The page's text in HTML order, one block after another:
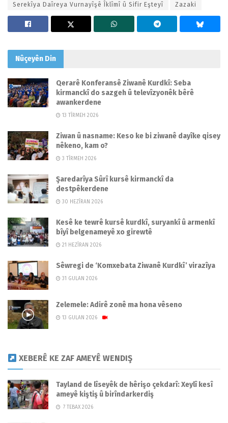
Serekîya Daîreya Vurnayîşê Îklîmî û Sifir Eşteyî Zazaki
Nûçeyên Din
Qerarê Konferansê Ziwanê Kurdkî: Seba
kirmanckî do sazgeh û televîzyonêk bêrê
awankerdene
13 TÎRMEH 2026
Ziwan û nasname: Keso ke bi ziwanê dayîke qisey
nêkeno, kam o?
3 TÎRMEH 2026
Şaredarîya Sûrî kursê kirmanckî da
destpêkerdene
30 HEZÎRAN 2026
Kesê ke tewrê kursê kurdkî, suryankî û armenkî
bîyî belgenameyê xo girewtê
21 HEZÎRAN 2026
Sêwregi de ‘Komxebata Ziwanê Kurdkî’ virazîya
31 GULAN 2026
Zelemele: Adirê zonê ma hona vêseno
13 GULAN 2026
XEBERÊ KE ZAF AMEYÊ WENDIŞ
Tayland de lîseyêk de hêrişo çekdarî: Xeylî kesî
ameyê kiştiş û birîndarkerdiş
7 TEBAX 2026